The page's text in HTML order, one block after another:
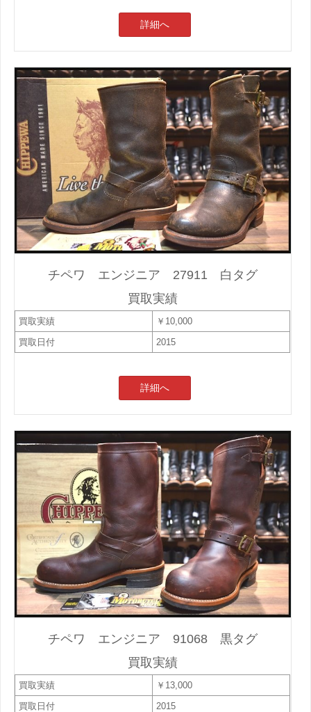
詳細へ
チペワ エンジニア 27911 白タグ
買取実績
買取実績
￥10,000
買取日付
2015
詳細へ
チペワ エンジニア 91068 黒タグ
買取実績
買取実績
￥13,000
買取日付
2015